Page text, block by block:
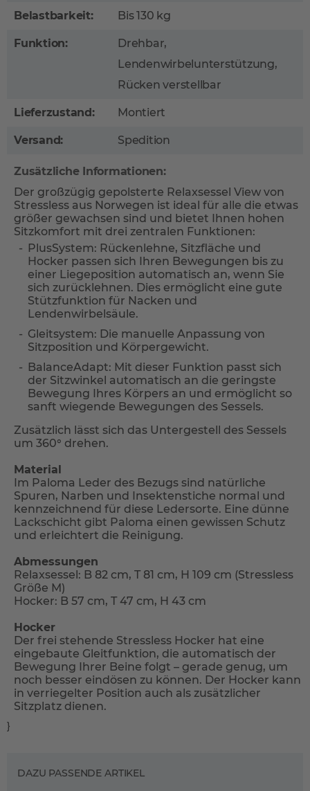
Belastbarkeit: Bis 130 kg
Funktion:
Drehbar,
Lendenwirbelunterstützung,
Rücken verstellbar
Lieferzustand: Montiert
Versand: Spedition
Zusätzliche Informationen:
Der großzügig gepolsterte Relaxsessel View von
Stressless aus Norwegen ist ideal für alle die etwas
größer gewachsen sind und bietet Ihnen hohen
Sitzkomfort mit drei zentralen Funktionen:
PlusSystem: Rückenlehne, Sitzfläche und
Hocker passen sich Ihren Bewegungen bis zu
einer Liegeposition automatisch an, wenn Sie
sich zurücklehnen. Dies ermöglicht eine gute
Stützfunktion für Nacken und
Lendenwirbelsäule.
Gleitsystem: Die manuelle Anpassung von
Sitzposition und Körpergewicht.
BalanceAdapt: Mit dieser Funktion passt sich
der Sitzwinkel automatisch an die geringste
Bewegung Ihres Körpers an und ermöglicht so
sanft wiegende Bewegungen des Sessels.
Zusätzlich lässt sich das Untergestell des Sessels
um 360° drehen.
Material
Im Paloma Leder des Bezugs sind natürliche
Spuren, Narben und Insektenstiche normal und
kennzeichnend für diese Ledersorte. Eine dünne
Lackschicht gibt Paloma einen gewissen Schutz
und erleichtert die Reinigung.
Abmessungen
Relaxsessel: B 82 cm, T 81 cm, H 109 cm (Stressless
Größe M)
Hocker: B 57 cm, T 47 cm, H 43 cm
Hocker
Der frei stehende Stressless Hocker hat eine
eingebaute Gleitfunktion, die automatisch der
Bewegung Ihrer Beine folgt – gerade genug, um
noch besser eindösen zu können. Der Hocker kann
in verriegelter Position auch als zusätzlicher
Sitzplatz dienen.
}
DAZU PASSENDE ARTIKEL